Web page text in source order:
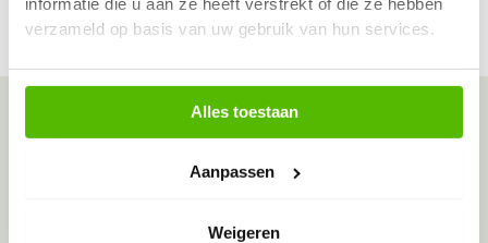
informatie die u aan ze heeft verstrekt of die ze hebben
verzameld op basis van uw gebruik van hun services.
Alles toestaan
Aanpassen
Weigeren
Eeko heeft meer dan 100
inzamelpunten in het hele land,